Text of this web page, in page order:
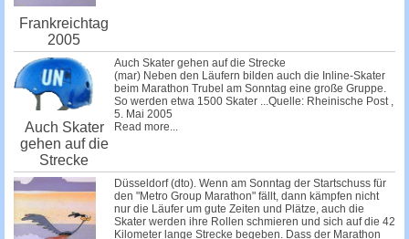
Frankreichtag
2005
Auch Skater
gehen auf die
Strecke
Auch Skater gehen auf die Strecke
(mar) Neben den Läufern bilden auch die Inline-Skater
beim Marathon Trubel am Sonntag eine große Gruppe.
So werden etwa 1500 Skater ...Quelle: Rheinische Post ,
5. Mai 2005
Read more...
Düsseldorf (dto). Wenn am Sonntag der Startschuss für
den "Metro Group Marathon" fällt, dann kämpfen nicht
nur die Läufer um gute Zeiten und Plätze, auch die
Skater werden ihre Rollen schmieren und sich auf die 42
Kilometer lange Strecke begeben. Dass der Marathon